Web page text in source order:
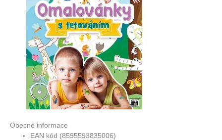
Obecné informace
EAN kód (8595593835006)